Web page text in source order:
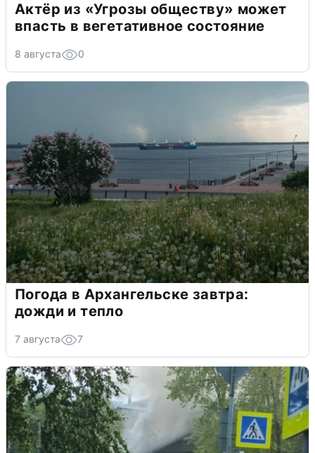
Актёр из «Угрозы обществу» может
впасть в вегетативное состояние
8 августа 0
Погода в Архангельске завтра:
дожди и тепло
7 августа 7